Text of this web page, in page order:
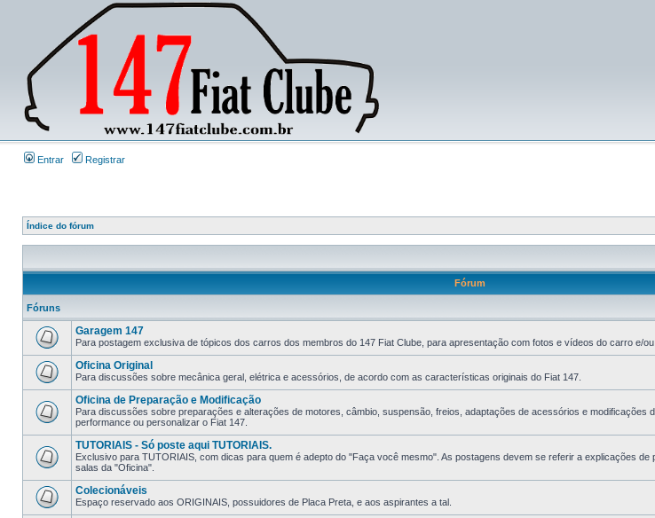
Entrar Registrar
Índice do fórum
Fórum
Fóruns
Garagem 147
Para postagem exclusiva de tópicos dos carros dos membros do 147 Fiat Clube, para apresentação com fotos e vídeos do carro e/
Oficina Original
Para discussões sobre mecânica geral, elétrica e acessórios, de acordo com as características originais do Fiat 147.
Oficina de Preparação e Modificação
Para discussões sobre preparações e alterações de motores, câmbio, suspensão, freios, adaptações de acessórios e modificações
performance ou personalizar o Fiat 147.
TUTORIAIS - Só poste aqui TUTORIAIS.
Exclusivo para TUTORIAIS, com dicas para quem é adepto do "Faça você mesmo". As postagens devem se referir a explicações
salas da "Oficina".
Colecionáveis
Espaço reservado aos ORIGINAIS, possuidores de Placa Preta, e aos aspirantes a tal.